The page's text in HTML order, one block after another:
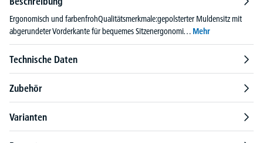
Ergonomisch und farbenfrohQualitätsmerkmale:gepolsterter Muldensitz mit
abgerundeter Vorderkante für bequemes Sitzenergonomi… Mehr
Technische Daten
Zubehör
Varianten